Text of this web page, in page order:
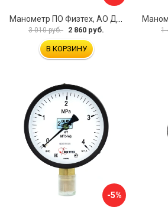
Манометр ПО Физтех, АО ДМ2005ф 4687205178077
3 010 руб. 2 860 руб.
В КОРЗИНУ
1
-5%